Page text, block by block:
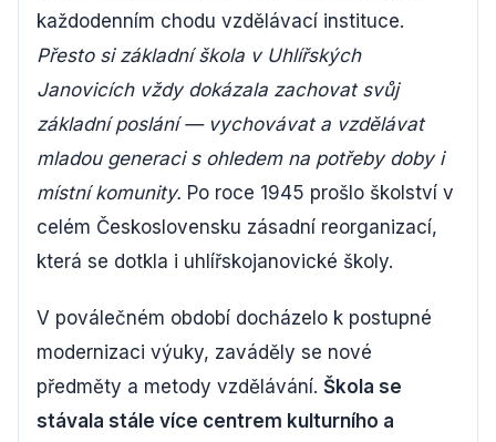
každodenním chodu vzdělávací instituce.
Přesto si základní škola v Uhlířských
Janovicích vždy dokázala zachovat svůj
základní poslání — vychovávat a vzdělávat
mladou generaci s ohledem na potřeby doby i
místní komunity. Po roce 1945 prošlo školství v
celém Československu zásadní reorganizací,
která se dotkla i uhlířskojanovické školy.
V poválečném období docházelo k postupné
modernizaci výuky, zaváděly se nové
předměty a metody vzdělávání. Škola se
stávala stále více centrem kulturního a